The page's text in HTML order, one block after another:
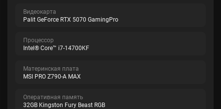
Видеокарта
Palit GeForce RTX 5070 GamingPro
Процессор
Intel® Core™ i7-14700KF
Материнская плата
MSI PRO Z790-A MAX
Оперативная память
32GB Kingston Fury Beast RGB